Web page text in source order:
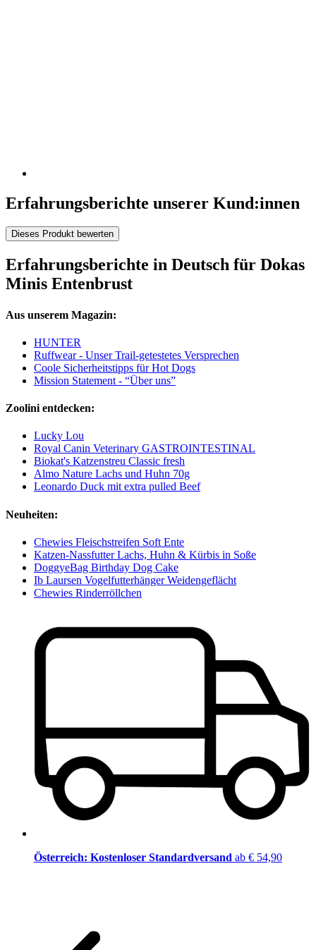
Erfahrungsberichte unserer Kund:innen
Dieses Produkt bewerten
Erfahrungsberichte in Deutsch für Dokas
Minis Entenbrust
Aus unserem Magazin:
HUNTER
Ruffwear - Unser Trail-getestetes Versprechen
Coole Sicherheitstipps für Hot Dogs
Mission Statement - “Über uns”
Zoolini entdecken:
Lucky Lou
Royal Canin Veterinary GASTROINTESTINAL
Biokat's Katzenstreu Classic fresh
Almo Nature Lachs und Huhn 70g
Leonardo Duck mit extra pulled Beef
Neuheiten:
Chewies Fleischstreifen Soft Ente
Katzen-Nassfutter Lachs, Huhn & Kürbis in Soße
DoggyeBag Birthday Dog Cake
Ib Laursen Vogelfutterhänger Weidengeflächt
Chewies Rinderröllchen
Österreich: Kostenloser Standardversand ab € 54,90